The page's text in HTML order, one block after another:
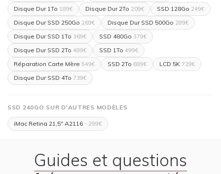
Disque Dur 1To 189€ Disque Dur 2To 209€ SSD 128Go 249€
Disque Dur SSD 250Go 269€ Disque Dur SSD 500Go 289€
Disque Dur SSD 1To 369€ SSD 480Go 379€
Disque Dur SSD 2To 489€ SSD 1To 499€
Réparation Carte Mère 549€ SSD 2To 699€ LCD 5K 729€
Disque Dur SSD 4To 739€
SSD 240GO SUR D'AUTRES MODÈLES
iMac Retina 21,5" A2116 - 299€
Guides et questions